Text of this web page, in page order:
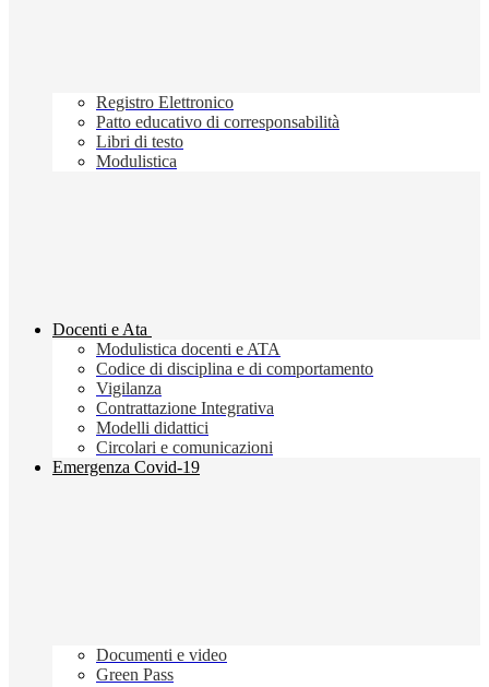
Registro Elettronico
Patto educativo di corresponsabilità
Libri di testo
Modulistica
Docenti e Ata
Modulistica docenti e ATA
Codice di disciplina e di comportamento
Vigilanza
Contrattazione Integrativa
Modelli didattici
Circolari e comunicazioni
Emergenza Covid-19
Documenti e video
Green Pass